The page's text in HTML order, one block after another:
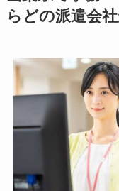
らどの派遣会